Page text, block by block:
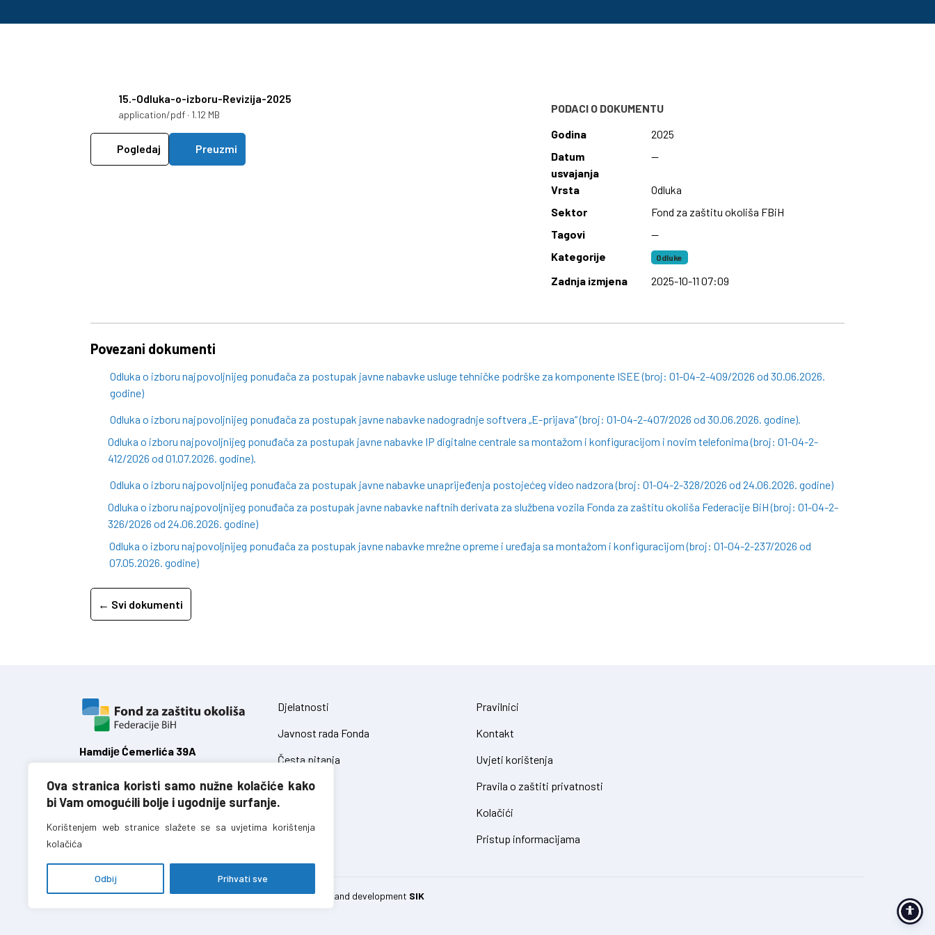
Ova stranica koristi samo nužne kolačiće kako
bi Vam omogućili bolje i ugodnije surfanje.
Korištenjem web stranice slažete se sa uvjetima korištenja
kolačića
Odbij Prihvati sve
15.-Odluka-o-izboru-Revizija-2025
application/pdf · 1.12 MB
Pogledaj Preuzmi
PODACI O DOKUMENTU
Godina
2025
Datum
usvajanja
—
Vrsta
Odluka
Sektor
Fond za zaštitu okoliša FBiH
Tagovi
—
Kategorije
Odluke
Zadnja izmjena 2025-10-11 07:09
Povezani dokumenti
Odluka o izboru najpovoljnijeg ponuđača za postupak javne nabavke usluge tehničke podrške za komponente ISEE (broj: 01-04-2-409/2026 od 30.06.2026.
godine)
Odluka o izboru najpovoljnijeg ponuđača za postupak javne nabavke nadogradnje softvera „E-prijava“ (broj: 01-04-2-407/2026 od 30.06.2026. godine).
Odluka o izboru najpovoljnijeg ponuđača za postupak javne nabavke IP digitalne centrale sa montažom i konfiguracijom i novim telefonima (broj: 01-04-2-
412/2026 od 01.07.2026. godine).
Odluka o izboru najpovoljnijeg ponuđača za postupak javne nabavke unaprijeđenja postojećeg video nadzora (broj: 01-04-2-328/2026 od 24.06.2026. godine)
Odluka o izboru najpovoljnijeg ponuđača za postupak javne nabavke naftnih derivata za službena vozila Fonda za zaštitu okoliša Federacije BiH (broj: 01-04-2-
326/2026 od 24.06.2026. godine)
Odluka o izboru najpovoljnijeg ponuđača za postupak javne nabavke mrežne opreme i uređaja sa montažom i konfiguracijom (broj: 01-04-2-237/2026 od
07.05.2026. godine)
← Svi dokumenti
Hamdiје Ćemerlića 39A
Federacija Bosne i Hercegovine
F:+387 (0)33 723 688
info@fzofbih.org.ba
Djelatnosti
Javnost rada Fonda
Česta pitanja
Zakoni
Pravilnici
Kontakt
Uvjeti korištenja
Pravila o zaštiti privatnosti
Kolačići
Pristup informacijama
Fond za zaštitu okoliša FBiH – sva prava pridržana // design and development SIK